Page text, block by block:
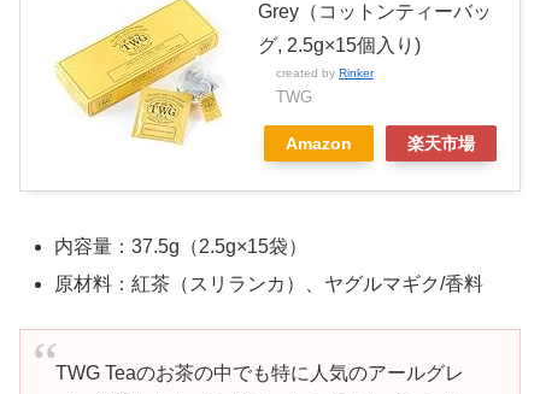
Grey（コットンティーバッ
グ, 2.5g×15個入り)
created by Rinker
TWG
Amazon 楽天市場
内容量：37.5g（2.5g×15袋）
原材料：紅茶（スリランカ）、ヤグルマギク/香料
TWG Teaのお茶の中でも特に人気のアールグレ